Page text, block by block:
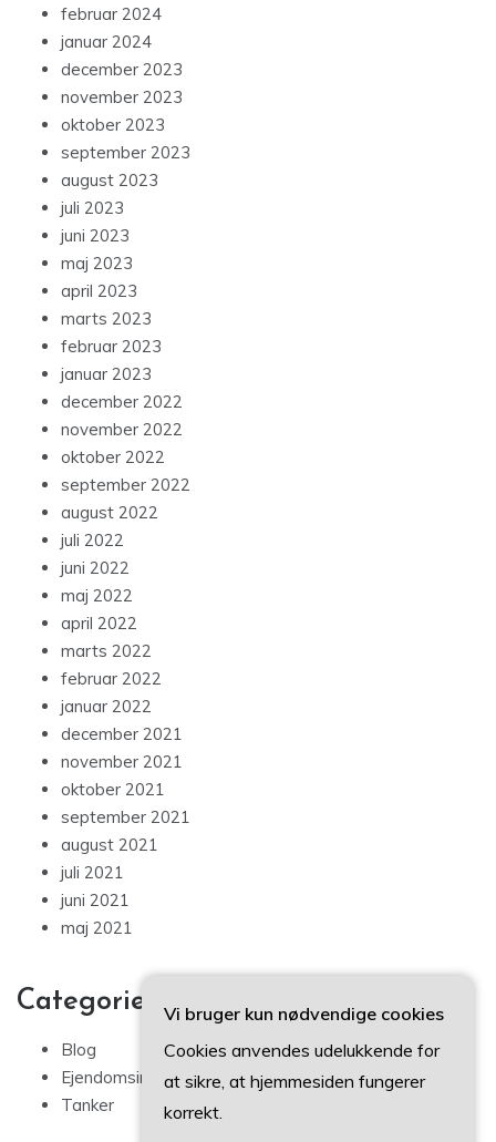
februar 2024
januar 2024
december 2023
november 2023
oktober 2023
september 2023
august 2023
juli 2023
juni 2023
maj 2023
april 2023
marts 2023
februar 2023
januar 2023
december 2022
november 2022
oktober 2022
september 2022
august 2022
juli 2022
juni 2022
maj 2022
april 2022
marts 2022
februar 2022
januar 2022
december 2021
november 2021
oktober 2021
september 2021
august 2021
juli 2021
juni 2021
maj 2021
Categories
Blog
Ejendomsinvestering
Tanker
Vi bruger kun nødvendige cookies
Cookies anvendes udelukkende for
at sikre, at hjemmesiden fungerer
korrekt.